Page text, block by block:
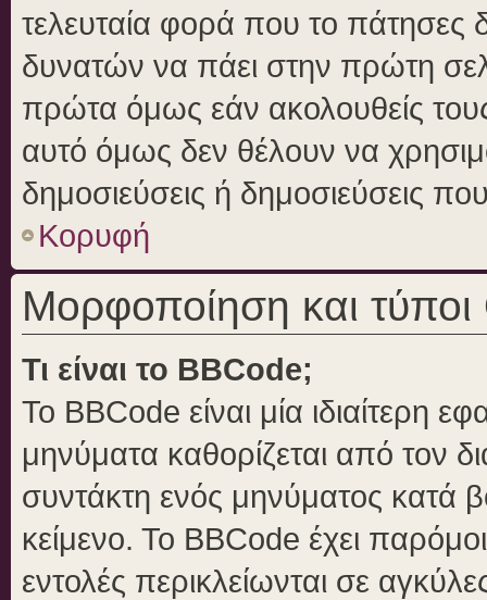
τελευταία φορά που το πάτησες
δυνατών να πάει στην πρώτη
πρώτα όμως εάν ακολουθείς
αυτό όμως δεν θέλουν να
δημοσιεύσεις ή δημοσιεύσεις
Κορυφή
Μορφοποίηση και
Τι είναι το BBCode;
Το BBCode είναι μία ιδιαίτερη
μηνύματα καθορίζεται από τον
συντάκτη ενός μηνύματος κατά
κείμενο. Το BBCode έχει
εντολές περικλείωνται σε